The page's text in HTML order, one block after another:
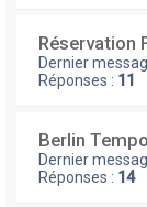
Réservation
Dernier
Réponses : 11
Berlin
Dernier
Réponses : 14